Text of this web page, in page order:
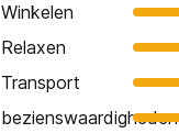
Winkelen
Relaxen
Transport
bezienswaardigheden